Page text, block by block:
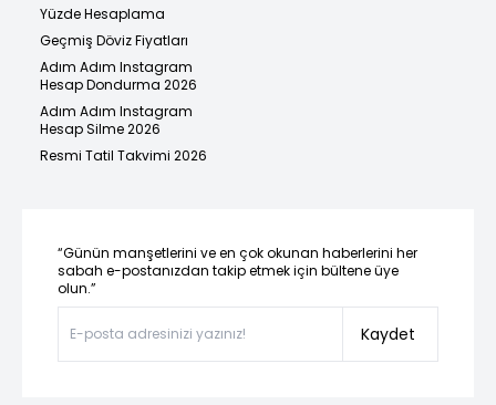
Yüzde Hesaplama
Geçmiş Döviz Fiyatları
Adım Adım Instagram
Hesap Dondurma 2026
Adım Adım Instagram
Hesap Silme 2026
Resmi Tatil Takvimi 2026
“Günün manşetlerini ve en çok okunan haberlerini her
sabah e-postanızdan takip etmek için bültene üye
olun.”
Kaydet